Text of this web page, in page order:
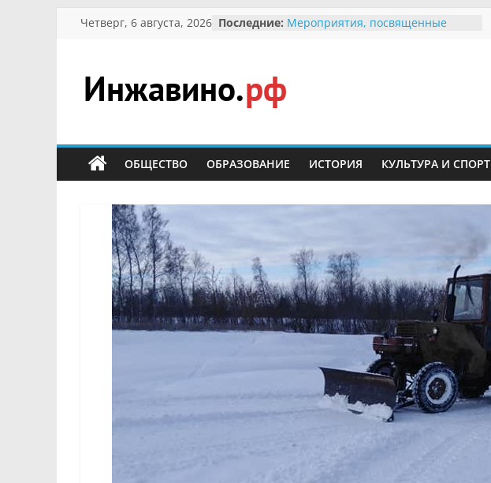
Перейти
Четверг, 6 августа, 2026 Последние: Мероприятия, посвященные
Безопасность в сети Интернет
Ученики приняли участие в
мероприятии «Сохраним
суслики
Инжавино.рф
сельский
портал
ОБЩЕСТВО ОБРАЗОВАНИЕ ИСТОРИЯ КУЛЬТУРА И СПОРТ